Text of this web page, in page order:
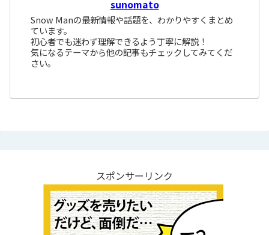
sunomato
Snow Manの最新情報や話題を、わかりやすくまとめ
ています。
初心者でも迷わず理解できるよう丁寧に解説！
気になるテーマから他の記事もチェックしてみてくだ
さい。
スポンサーリンク